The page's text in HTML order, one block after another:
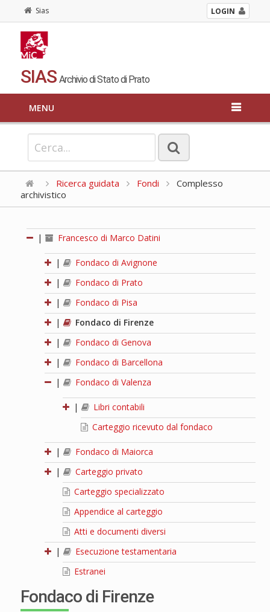
Sias LOGIN
SIAS Archivio di Stato di Prato
MENU
Ricerca guidata Fondi
Complesso
archivistico
| Francesco di Marco Datini
|
Fondaco di Avignone
|
Fondaco di Prato
|
Fondaco di Pisa
|
Fondaco di Firenze
|
Fondaco di Genova
|
Fondaco di Barcellona
|
Fondaco di Valenza
|
Libri contabili
Carteggio ricevuto dal fondaco
|
Fondaco di Maiorca
|
Carteggio privato
Carteggio specializzato
Appendice al carteggio
Atti e documenti diversi
|
Esecuzione testamentaria
Estranei
Fondaco di Firenze